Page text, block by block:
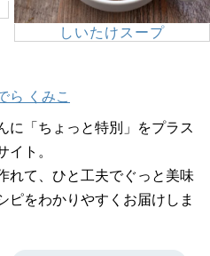
しいたけスープ
ら くみこ
に「ちょっと特別」をプラス
イト。
れて、ひと工夫でぐっと美味
ピをわかりやすくお届けしま